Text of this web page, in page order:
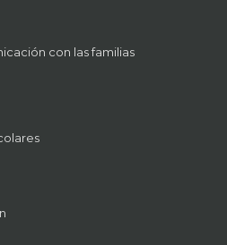
con las familias